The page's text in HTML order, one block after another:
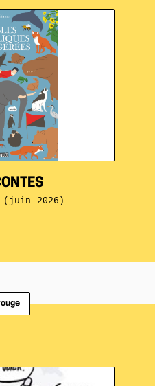
(juin 2026)